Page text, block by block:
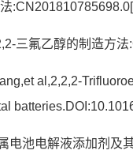
三氟乙醇的制造方
al,2,2,2-
电池电解液添加剂及